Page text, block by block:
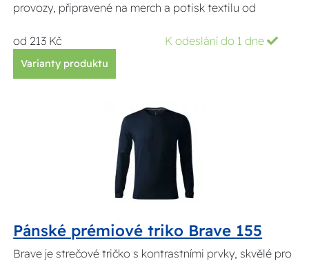
provozy, připravené na merch a potisk textilu od
od 213 Kč K odeslání do 1 dne
Varianty produktu
Pánské prémiové triko Brave 155
Brave je strečové tričko s kontrastními prvky, skvělé pro